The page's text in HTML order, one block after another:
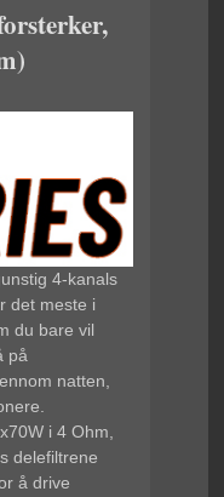
4-kanals
det meste i
du bare vil
på
natten,
i 4 Ohm,
delefiltrene
å drive